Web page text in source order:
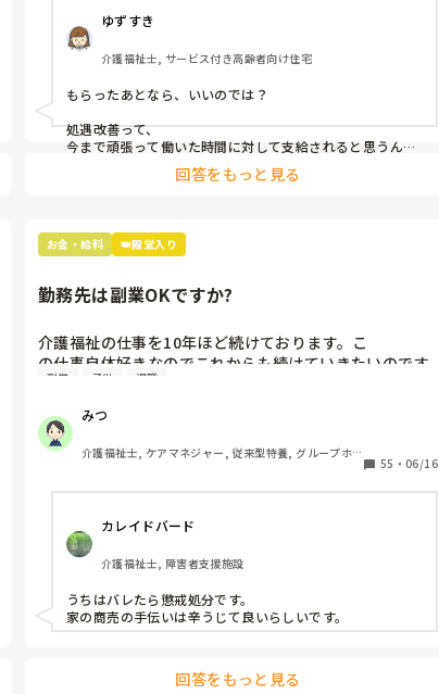
ゆずすき
介護福祉士, サービス付き高齢者向け住宅
もらったあとなら、いいのでは？
処遇改善って、
今まで頑張って働いた時間に対して支給されると思うんで
すんじゃないかと。
回答をもっと見る
お金・給料 👑殿堂入り
勤務先は副業OKですか?
介護福祉の仕事を10年ほど続けております。こ
の仕事自体好きなのでこれからも続けていきたいのです
が、子どもの教育費等、金銭的な不安もあります。
はまだまだ副業することを良しとしない風潮があると感
じています。
皆さまの職場は副業することは許されていますでしょう
か?
副業 子供 退職
みつ
介護福祉士, ケアマネジャー, 従来型特養, グループホ
55 ・ 06/16
カレイドバード
介護福祉士, 障害者支援施設
うちはバレたら懲戒処分です。
家の商売の手伝いは辛うじて良いらしいです。
回答をもっと見る